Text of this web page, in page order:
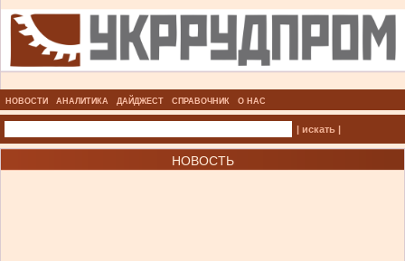
НОВОСТИ АНАЛИТИКА ДАЙДЖЕСТ СПРАВОЧНИК О НАС
| искать |
НОВОСТЬ